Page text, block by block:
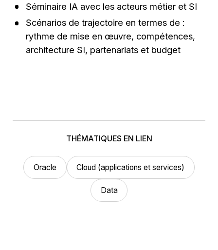
Séminaire IA avec les acteurs métier et SI
Scénarios de trajectoire en termes de :
rythme de mise en œuvre, compétences,
architecture SI, partenariats et budget
THÉMATIQUES EN LIEN
Oracle Cloud (applications et services)
Data